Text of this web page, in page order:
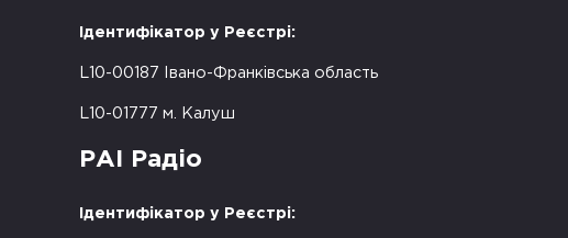
Ідентифікатор у Реєстрі:
L10-00187 Івано-Франківська область
L10-01777 м. Калуш
РАІ Радіо
Ідентифікатор у Реєстрі: